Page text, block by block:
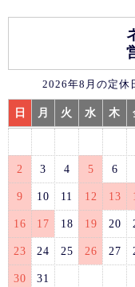
2026年8月の定休
日 月 火 水 木
2 3 4 5 6
9 10 11 12 13
16 17 18 19 20
23 24 25 26 27
30 31